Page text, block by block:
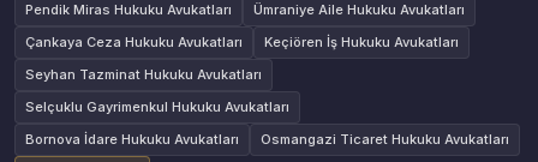
Pendik Miras Hukuku Avukatları
Ümraniye Aile Hukuku Avukatları
Çankaya Ceza Hukuku Avukatları
Keçiören İş Hukuku Avukatları
Seyhan Tazminat Hukuku Avukatları
Selçuklu Gayrimenkul Hukuku Avukatları
Bornova İdare Hukuku Avukatları
Osmangazi Ticaret Hukuku Avukatları